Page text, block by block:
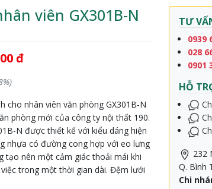
viên GX301B-N
đ
cho nhân viên văn phòng GX301B-N
phòng mới của công ty nội thất 190.
N được thiết kế với kiểu dáng hiện
nhựa có đường cong hợp với eo lưng
tạo nên một cảm giác thoải mái khi
trong một thời gian dài. Đệm lưới
TƯ
0939
028
0901
HỖ
232
Q. Bình
Chi